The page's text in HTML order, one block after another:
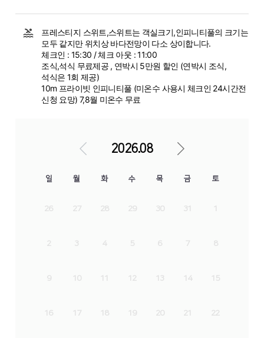
프레스티지 스위트,스위트는 객실크기,인피니티풀의 크기는
모두 같지만 위치상 바다전망이 다소 상이합니다.
체크인 : 15:30 / 체크 아웃 : 11:00
조식,석식 무료제공 , 연박시 5만원 할인 (연박시 조식,
석식은 1회 제공)
10m 프라이빗 인피니티풀 (미온수 사용시 체크인 24시간전
신청 요망) 7,8월 미온수 무료
2026.08
일 월 화 수 목 금 토
26 27 28 29 30 31 1
2 3 4 5 6 7 8
9 10 11 12 13 14 15
16 17 18 19 20 21 22